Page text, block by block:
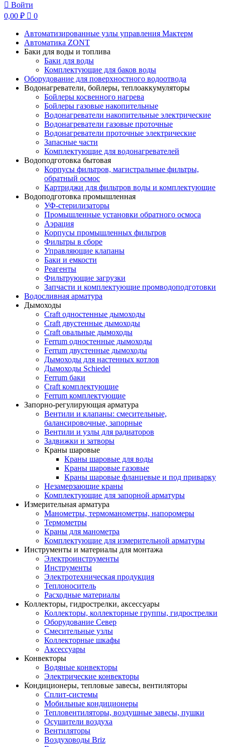
 Войти
0,00 ₽  0
Автоматизированные узлы управления Мактерм
Автоматика ZONT
Баки для воды и топлива
Баки для воды
Комплектующие для баков воды
Оборудование для поверхностного водоотвода
Водонагреватели, бойлеры, теплоаккумуляторы
Бойлеры косвенного нагрева
Бойлеры газовые накопительные
Водонагреватели накопительные электрические
Водонагреватели газовые проточные
Водонагреватели проточные электрические
Запасные части
Комплектующие для водонагревателей
Водоподготовка бытовая
Корпусы фильтров, магистральные фильтры,
обратный осмос
Картриджи для фильтров воды и комплектующие
Водоподготовка промышленная
УФ-стерилизаторы
Промышленные установки обратного осмоса
Аэрация
Корпусы промышленных фильтров
Фильтры в сборе
Управляющие клапаны
Баки и емкости
Реагенты
Фильтрующие загрузки
Запчасти и комплектующие промводоподготовки
Водосливная арматура
Дымоходы
Craft одностенные дымоходы
Craft двустенные дымоходы
Craft овальные дымоходы
Ferrum одностенные дымоходы
Ferrum двустенные дымоходы
Дымоходы для настенных котлов
Дымоходы Schiedel
Ferrum баки
Craft комплектующие
Ferrum комплектующие
Запорно-регулирующая арматура
Вентили и клапаны: смесительные,
балансировочные, запорные
Вентили и узлы для радиаторов
Задвижки и затворы
Краны шаровые
Краны шаровые для воды
Краны шаровые газовые
Краны шаровые фланцевые и под приварку
Незамерзающие краны
Комплектующие для запорной арматуры
Измерительная арматура
Манометры, термоманометры, напоромеры
Термометры
Краны для манометра
Комплектующие для измерительной арматуры
Инструменты и материалы для монтажа
Электроинструменты
Инструменты
Электротехническая продукция
Теплоноситель
Расходные материалы
Коллекторы, гидрострелки, аксессуары
Коллекторы, коллекторные группы, гидрострелки
Оборудование Север
Смесительные узлы
Коллекторные шкафы
Аксессуары
Конвекторы
Водяные конвекторы
Электрические конвекторы
Кондиционеры, тепловые завесы, вентиляторы
Сплит-системы
Мобильные кондиционеры
Тепловентиляторы, воздушные завесы, пушки
Осушители воздуха
Вентиляторы
Воздуховоды Briz